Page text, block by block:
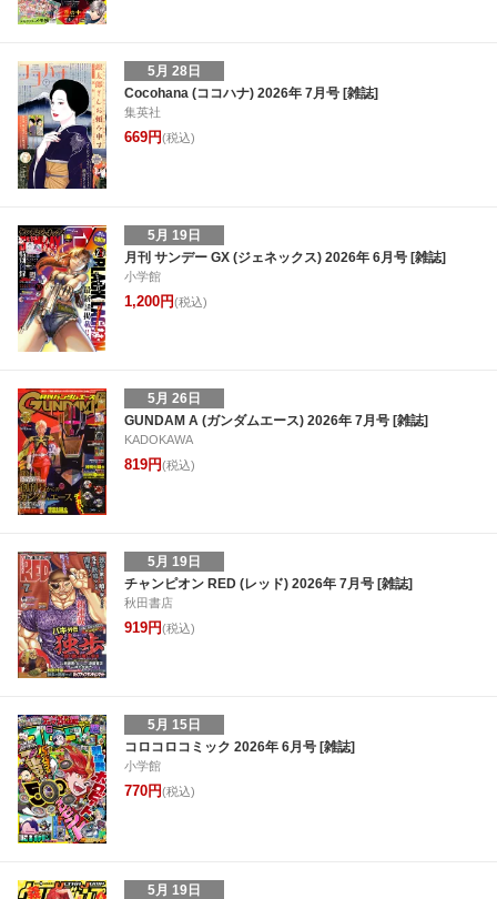
5月 28日
Cocohana (ココハナ) 2026年 7月号 [雑誌]
集英社
669円(税込)
5月 19日
月刊 サンデー GX (ジェネックス) 2026年 6月号 [雑誌]
小学館
1,200円(税込)
5月 26日
GUNDAM A (ガンダムエース) 2026年 7月号 [雑誌]
KADOKAWA
819円(税込)
5月 19日
チャンピオン RED (レッド) 2026年 7月号 [雑誌]
秋田書店
919円(税込)
5月 15日
コロコロコミック 2026年 6月号 [雑誌]
小学館
770円(税込)
5月 19日